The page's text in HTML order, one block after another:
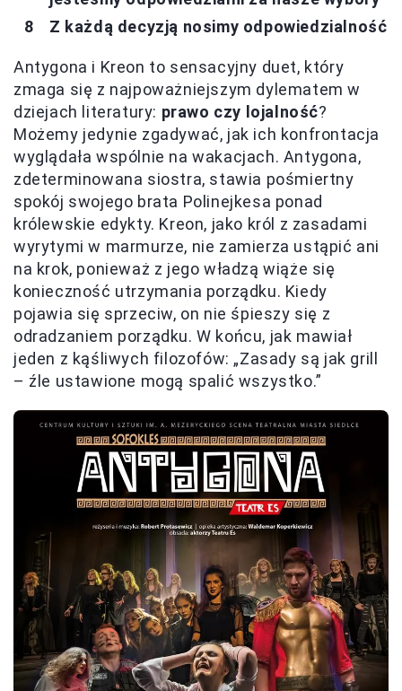
Z każdą decyzją nosimy odpowiedzialność
Antygona i Kreon to sensacyjny duet, który
zmaga się z najpoważniejszym dylematem w
dziejach literatury: prawo czy lojalność?
Możemy jedynie zgadywać, jak ich konfrontacja
wyglądała wspólnie na wakacjach. Antygona,
zdeterminowana siostra, stawia pośmiertny
spokój swojego brata Polinejkesa ponad
królewskie edykty. Kreon, jako król z zasadami
wyrytymi w marmurze, nie zamierza ustąpić ani
na krok, ponieważ z jego władzą wiąże się
konieczność utrzymania porządku. Kiedy
pojawia się sprzeciw, on nie śpieszy się z
odradzaniem porządku. W końcu, jak mawiał
jeden z kąśliwych filozofów: „Zasady są jak grill
– źle ustawione mogą spalić wszystko.”